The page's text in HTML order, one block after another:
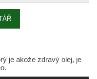
je akože zdravý olej, je